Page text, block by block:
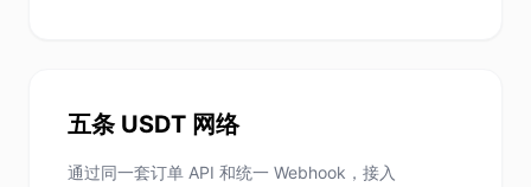
五条 USDT 网络
通过同一套订单 API 和统一 Webhook，接入